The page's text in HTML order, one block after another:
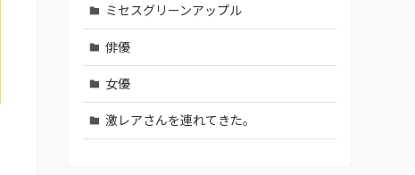
ミセスグリーンアップル
俳優
女優
激レアさんを連れてきた。